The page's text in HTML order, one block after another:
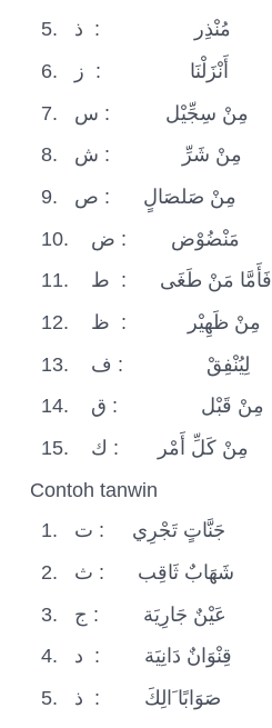
5.
ذ :
مُنْذِر
6.
ز :
أَنْزَلْنَا
7.
س :
مِنْ سِجِّيْل
8.
ش :
مِنْ شَرِّ
9.
ص :
مِنْ صَلصَالٍ
10.
ض :
مَنْضُوْض
11.
ط :
فَأَمَّا مَنْ طَغَى
12.
ظ :
مِنْ ظَهِيْر
13.
ف :
لِيُنْفِقْ
14.
ق :
مِنْ قَبْل
15.
ك :
مِنْ كَلِّ أَمْر
Contoh tanwin
1.
ت :
جَنَّاتٍ تَجْرِي
2.
ث :
شَهَابٌ ثَاقِب
3.
ج :
عَيْنٌ جَارِيَة
4.
د :
قِنْوَانٌ دَانِيَة
5.
ذ : صَوَابًا َالِكَ